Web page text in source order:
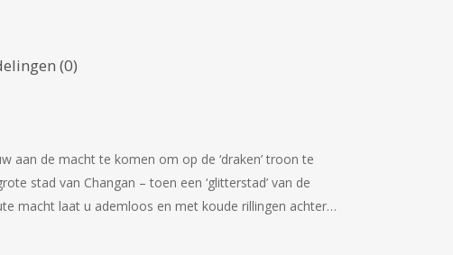
(0)
aan de macht te komen om op de ‘draken’ troon te
stad van Changan – toen een ‘glitterstad’ van de
macht laat u ademloos en met koude rillingen achter…